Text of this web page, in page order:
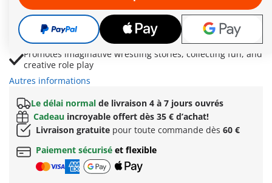
determination, and unstoppable power
Features iconic WWE® Superstars for action-packed
matches and championship showdowns
Promotes imaginative wrestling stories, collecting fun, and
creative role play
Autres informations
Le délai normal de livraison 4 à 7 jours ouvrés
Cadeau incroyable offert dès 35 € d’achat!
Livraison gratuite pour toute commande dès 60 €
Paiement sécurisé et flexible